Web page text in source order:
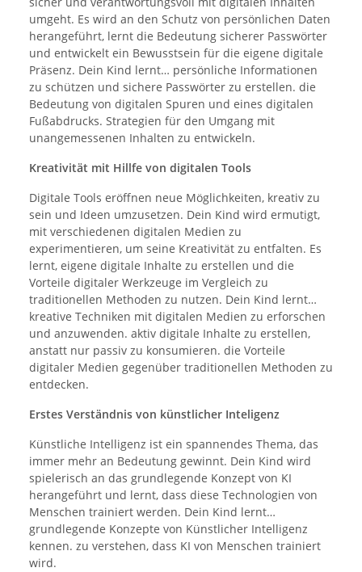
umgeht. Es wird an den Schutz von persönlichen Daten
herangeführt, lernt die Bedeutung sicherer Passwörter
und entwickelt ein Bewusstsein für die eigene digitale
Präsenz. Dein Kind lernt… persönliche Informationen
zu schützen und sichere Passwörter zu erstellen. die
Bedeutung von digitalen Spuren und eines digitalen
Fußabdrucks. Strategien für den Umgang mit
unangemessenen Inhalten zu entwickeln.
Kreativität mit Hillfe von digitalen Tools
Digitale Tools eröffnen neue Möglichkeiten, kreativ zu
sein und Ideen umzusetzen. Dein Kind wird ermutigt,
mit verschiedenen digitalen Medien zu
experimentieren, um seine Kreativität zu entfalten. Es
lernt, eigene digitale Inhalte zu erstellen und die
Vorteile digitaler Werkzeuge im Vergleich zu
traditionellen Methoden zu nutzen. Dein Kind lernt…
kreative Techniken mit digitalen Medien zu erforschen
und anzuwenden. aktiv digitale Inhalte zu erstellen,
anstatt nur passiv zu konsumieren. die Vorteile
digitaler Medien gegenüber traditionellen Methoden zu
entdecken.
Erstes Verständnis von künstlicher Inteligenz
Künstliche Intelligenz ist ein spannendes Thema, das
immer mehr an Bedeutung gewinnt. Dein Kind wird
spielerisch an das grundlegende Konzept von KI
herangeführt und lernt, dass diese Technologien von
Menschen trainiert werden. Dein Kind lernt…
grundlegende Konzepte von Künstlicher Intelligenz
kennen. zu verstehen, dass KI von Menschen trainiert
wird.